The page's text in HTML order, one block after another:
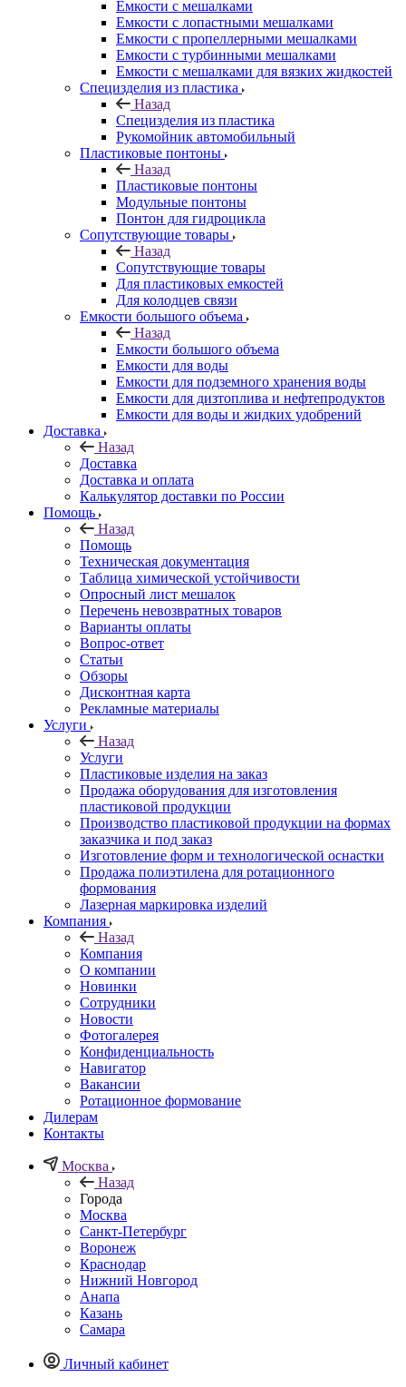
Емкости с мешалками
Емкости с лопастными мешалками
Емкости с пропеллерными мешалками
Емкости с турбинными мешалками
Емкости с мешалками для вязких жидкостей
Специзделия из пластика
Назад
Специзделия из пластика
Рукомойник автомобильный
Пластиковые понтоны
Назад
Пластиковые понтоны
Модульные понтоны
Понтон для гидроцикла
Сопутствующие товары
Назад
Сопутствующие товары
Для пластиковых емкостей
Для колодцев связи
Емкости большого объема
Назад
Емкости большого объема
Емкости для воды
Емкости для подземного хранения воды
Емкости для дизтоплива и нефтепродуктов
Емкости для воды и жидких удобрений
Доставка
Назад
Доставка
Доставка и оплата
Калькулятор доставки по России
Помощь
Назад
Помощь
Техническая документация
Таблица химической устойчивости
Опросный лист мешалок
Перечень невозвратных товаров
Варианты оплаты
Вопрос-ответ
Статьи
Обзоры
Дисконтная карта
Рекламные материалы
Услуги
Назад
Услуги
Пластиковые изделия на заказ
Продажа оборудования для изготовления
пластиковой продукции
Производство пластиковой продукции на формах
заказчика и под заказ
Изготовление форм и технологической оснастки
Продажа полиэтилена для ротационного
формования
Лазерная маркировка изделий
Компания
Назад
Компания
О компании
Новинки
Сотрудники
Новости
Фотогалерея
Конфиденциальность
Навигатор
Вакансии
Ротационное формование
Дилерам
Контакты
Москва
Назад
Города
Москва
Санкт-Петербург
Воронеж
Краснодар
Нижний Новгород
Анапа
Казань
Самара
Личный кабинет